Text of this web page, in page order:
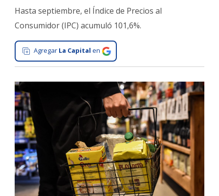
La
Zona
Cultura
Tecnología
Salud
Interés
General
La
Ciudad
Deportes
Arte
Hasta septiembre, el Índice de Precios al
Consumidor (IPC) acumuló 101,6%.
Agregar La Capital en